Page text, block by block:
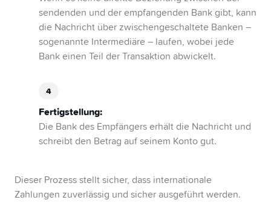
sendenden und der empfangenden Bank gibt, kann
die Nachricht über zwischengeschaltete Banken –
sogenannte Intermediäre – laufen, wobei jede
Bank einen Teil der Transaktion abwickelt.
Fertigstellung:
Die Bank des Empfängers erhält die Nachricht und
schreibt den Betrag auf seinem Konto gut.
Dieser Prozess stellt sicher, dass internationale
Zahlungen zuverlässig und sicher ausgeführt werden.